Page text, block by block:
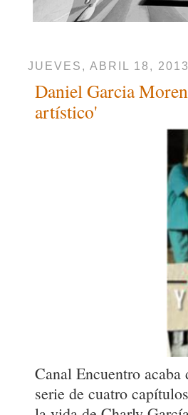
JUEVES, ABRIL 18, 2013
Daniel Garcia
artístico'
Canal Encuentro
serie de cuatro